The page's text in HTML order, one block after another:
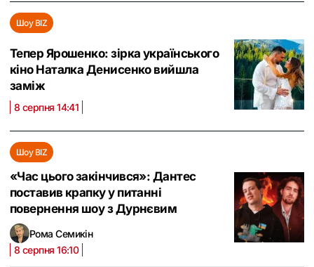
Шоу BIZ
Тепер Ярошенко: зірка українського
кіно Наталка Денисенко вийшла
заміж
8 серпня 14:41
Шоу BIZ
«Час цього закінчився»: Дантес
поставив крапку у питанні
повернення шоу з Дурнєвим
Рома Семикін
8 серпня 16:10